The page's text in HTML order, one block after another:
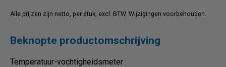
Alle prijzen zijn netto, per stuk, excl. BTW. Wijzigingen voorbehouden.
Beknopte productomschrijving
Temperatuur-vochtigheidsmeter